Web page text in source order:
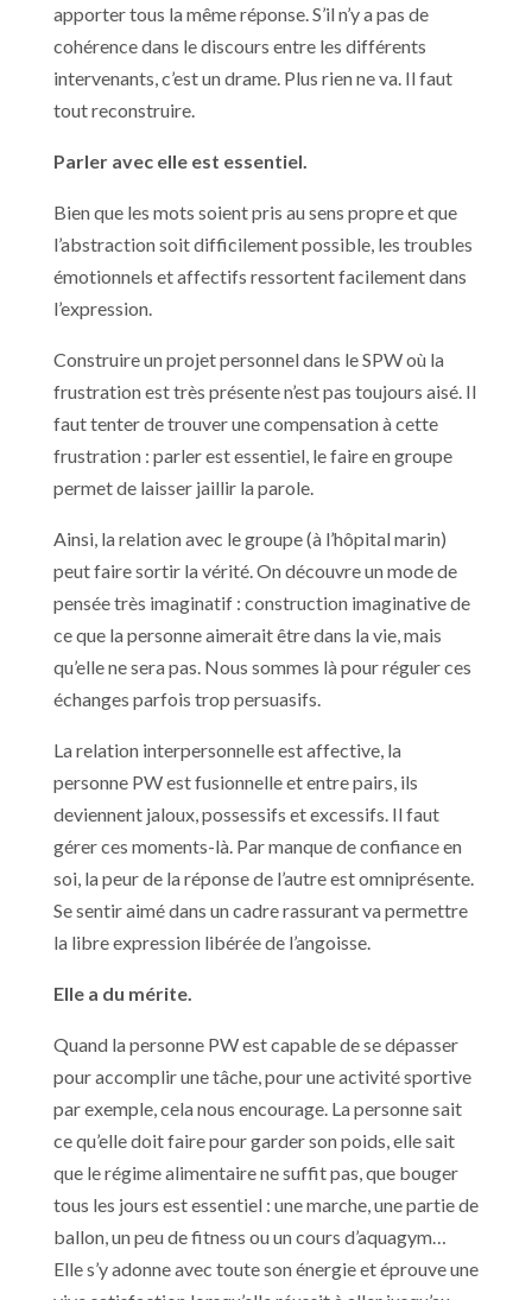
apporter tous la même réponse. S’il n’y a pas de
cohérence dans le discours entre les différents
intervenants, c’est un drame. Plus rien ne va. Il faut
tout reconstruire.
Parler avec elle est essentiel.
Bien que les mots soient pris au sens propre et que
l’abstraction soit difficilement possible, les troubles
émotionnels et affectifs ressortent facilement dans
l’expression.
Construire un projet personnel dans le SPW où la
frustration est très présente n’est pas toujours aisé. Il
faut tenter de trouver une compensation à cette
frustration : parler est essentiel, le faire en groupe
permet de laisser jaillir la parole.
Ainsi, la relation avec le groupe (à l’hôpital marin)
peut faire sortir la vérité. On découvre un mode de
pensée très imaginatif : construction imaginative de
ce que la personne aimerait être dans la vie, mais
qu’elle ne sera pas. Nous sommes là pour réguler ces
échanges parfois trop persuasifs.
La relation interpersonnelle est affective, la
personne PW est fusionnelle et entre pairs, ils
deviennent jaloux, possessifs et excessifs. Il faut
gérer ces moments-là. Par manque de confiance en
soi, la peur de la réponse de l’autre est omniprésente.
Se sentir aimé dans un cadre rassurant va permettre
la libre expression libérée de l’angoisse.
Elle a du mérite.
Quand la personne PW est capable de se dépasser
pour accomplir une tâche, pour une activité sportive
par exemple, cela nous encourage. La personne sait
ce qu’elle doit faire pour garder son poids, elle sait
que le régime alimentaire ne suffit pas, que bouger
tous les jours est essentiel : une marche, une partie de
ballon, un peu de fitness ou un cours d’aquagym…
Elle s’y adonne avec toute son énergie et éprouve une